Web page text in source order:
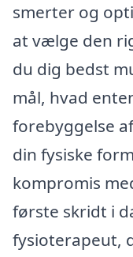
smerter og
at vælge den
du dig bedst
mål, hvad
forebyggelse
din fysiske
kompromis
første skridt i
fysioterapeut,